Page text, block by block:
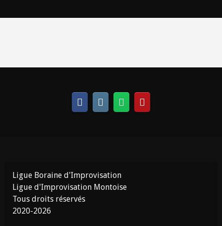
Ligue Boraine d'Improvisation
Ligue d'Improvisation Montoise
Tous droits réservés
2020-2026